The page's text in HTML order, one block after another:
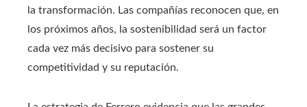
la transformación. Las compañías reconocen que, en
los próximos años, la sostenibilidad será un factor
cada vez más decisivo para sostener su
competitividad y su reputación.